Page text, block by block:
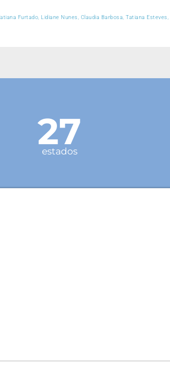
Furtado, Lidiane Nunes, Claudia Barbosa, Tatiana
27
estados